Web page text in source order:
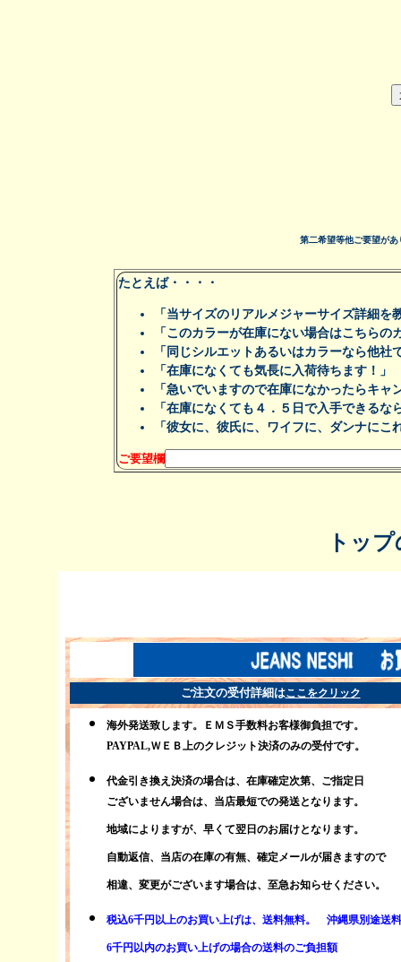
第二希望等他ご要望が
たとえば・・・・
「当サイズのリアルメジャーサイズ詳細を
「このカラーが在庫にない場合はこちらの
「同じシルエットあるいはカラーなら他社
「在庫になくても気長に入荷待ちます！」
「急いでいますので在庫になかったらキャ
「在庫になくても４．５日で入手できるな
「彼女に、彼氏に、ワイフに、ダンナに
ご要望欄
トッ